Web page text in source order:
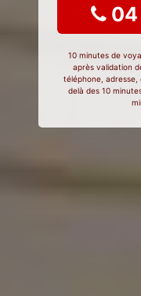
04
10 minutes de
après validation
téléphone,
delà des 10